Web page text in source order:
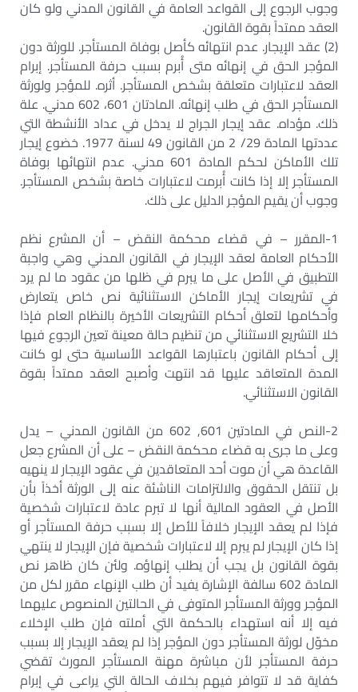
وجوب الرجوع إلى القواعد العامة في القانون المدني ولو كان
العقد ممتداً بقوة القانون.
(2) عقد الإيجار. عدم انتهائه كأصل بوفاة المستأجر. للورثة دون
المؤجر الحق في إنهائه متى أُبرم بسبب حرفة المستأجر. إبرام
العقد لاعتبارات متعلقة بشخص المستأجر. أثره. للمؤجر ولورثة
المستأجر الحق في طلب إنهائه. المادتان 601، 602 مدني. علة
ذلك. مؤداه. عقد إيجار الجراج لا يدخل في عداد الأنشطة التي
عددتها المادة 29/ 2 من القانون 49 لسنة 1977. خضوع إيجار
تلك الأماكن لحكم المادة 601 مدني. عدم انتهائها بوفاة
المستأجر إلا إذا كانت أُبرمت لاعتبارات خاصة بشخص المستأجر.
وجوب أن يقيم المؤجر الدليل على ذلك.
1-المقرر – في قضاء محكمة النقض – أن المشرع نظم
الأحكام العامة لعقد الإيجار في القانون المدني وهي واجبة
التطبيق في الأصل على ما يبرم في ظلها من عقود ما لم يرد
في تشريعات إيجار الأماكن الاستثنائية نص خاص يتعارض
وأحكامها لتعلق أحكام التشريعات الأخيرة بالنظام العام فإذا
خلا التشريع الاستثنائي من تنظيم حالة معينة تعين الرجوع فيها
إلى أحكام القانون باعتبارها القواعد الأساسية حتى لو كانت
المدة المتعاقد عليها قد انتهت وأصبح العقد ممتداً بقوة
القانون الاستثنائي.
2-النص في المادتين 601, 602 من القانون المدني – يدل
وعلى ما جرى به قضاء محكمة النقض – على أن المشرع جعل
القاعدة هي أن موت أحد المتعاقدين في عقود الإيجار لا ينهيه
بل تنتقل الحقوق والالتزامات الناشئة عنه إلى الورثة أخذاً بأن
الأصل في العقود المالية أنها لا تبرم عادة لاعتبارات شخصية
فإذا لم يعقد الإيجار خلافاً للأصل إلا بسبب حرفة المستأجر أو
إذا كان الإيجار لم يبرم إلا لاعتبارات شخصية فإن الإيجار لا ينتهي
بقوة القانون بل يجب أن يطلب إنهاؤه. ولئن كان ظاهر نص
المادة 602 سالفة الإشارة يفيد أن طلب الإنهاء مقرر لكل من
المؤجر وورثة المستأجر المتوفى في الحالتين المنصوص عليهما
فيه إلا أنه استهداء بالحكمة التي أملته فإن طلب الإخلاء
مخوّل لورثة المستأجر دون المؤجر إذا لم يعقد الإيجار إلا بسبب
حرفة المستأجر لأن مباشرة مهنة المستأجر المورث تقضي
كفاية قد لا تتوافر فيهم بخلاف الحالة التي يراعى في إبرام